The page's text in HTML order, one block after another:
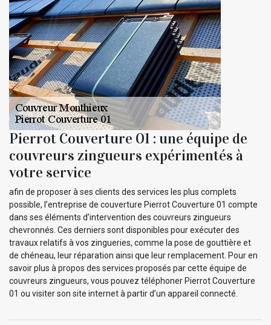
Pierrot Couverture 01 : une équipe de
couvreurs zingueurs expérimentés à
votre service
afin de proposer à ses clients des services les plus complets
possible, l’entreprise de couverture Pierrot Couverture 01 compte
dans ses éléments d’intervention des couvreurs zingueurs
chevronnés. Ces derniers sont disponibles pour exécuter des
travaux relatifs à vos zingueries, comme la pose de gouttière et
de chéneau, leur réparation ainsi que leur remplacement. Pour en
savoir plus à propos des services proposés par cette équipe de
couvreurs zingueurs, vous pouvez téléphoner Pierrot Couverture
01 ou visiter son site internet à partir d’un appareil connecté.